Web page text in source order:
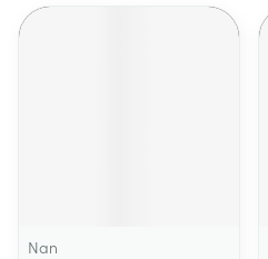
Nan